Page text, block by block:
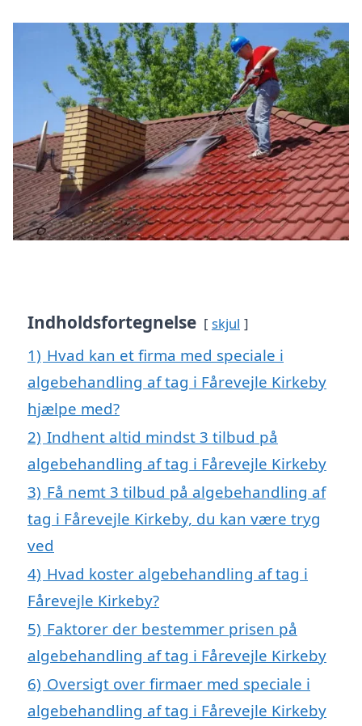
Indholdsfortegnelse skjul
1) Hvad kan et firma med speciale i
algebehandling af tag i Fårevejle Kirkeby
hjælpe med?
2) Indhent altid mindst 3 tilbud på
algebehandling af tag i Fårevejle Kirkeby
3) Få nemt 3 tilbud på algebehandling af
tag i Fårevejle Kirkeby, du kan være tryg
ved
4) Hvad koster algebehandling af tag i
Fårevejle Kirkeby?
5) Faktorer der bestemmer prisen på
algebehandling af tag i Fårevejle Kirkeby
6) Oversigt over firmaer med speciale i
algebehandling af tag i Fårevejle Kirkeby